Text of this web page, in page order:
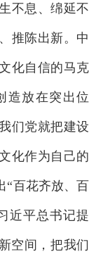
不息、绵延不
推陈出新。中
化自信的马克
造放在突出位
们党就把建设
化作为自己的
“百花齐放、百
近平总书记提
空间，把我们